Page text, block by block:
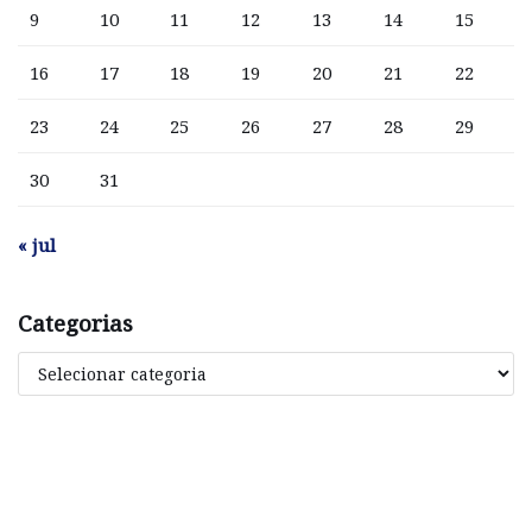
9 10 11 12 13 14 15
16 17 18 19 20 21 22
23 24 25 26 27 28 29
30 31
« jul
Categorias